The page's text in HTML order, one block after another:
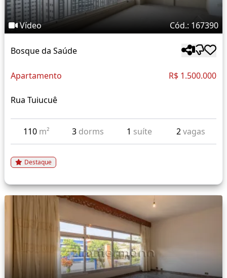
Vídeo Cód.: 167390
Bosque da Saúde
Apartamento R$ 1.500.000
Rua Tuiucuê
110 m² 3 dorms 1 suíte 2vagas
Destaque